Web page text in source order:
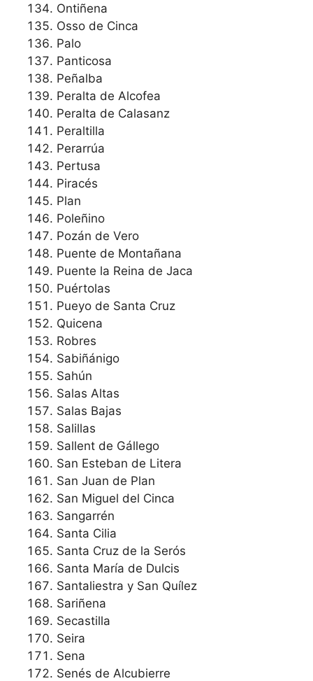
Ontiñena
Osso de Cinca
Palo
Panticosa
Peñalba
Peralta de Alcofea
Peralta de Calasanz
Peraltilla
Perarrúa
Pertusa
Piracés
Plan
Poleñino
Pozán de Vero
Puente de Montañana
Puente la Reina de Jaca
Puértolas
Pueyo de Santa Cruz
Quicena
Robres
Sabiñánigo
Sahún
Salas Altas
Salas Bajas
Salillas
Sallent de Gállego
San Esteban de Litera
San Juan de Plan
San Miguel del Cinca
Sangarrén
Santa Cilia
Santa Cruz de la Serós
Santa María de Dulcis
Santaliestra y San Quílez
Sariñena
Secastilla
Seira
Sena
Senés de Alcubierre